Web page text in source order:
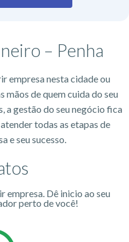
– Penha
empresa nesta cidade ou
mãos de quem cuida do seu
a gestão do seu negócio fica
todas as etapas de
e seu sucesso.
empresa. Dê inicio ao seu
perto de você!